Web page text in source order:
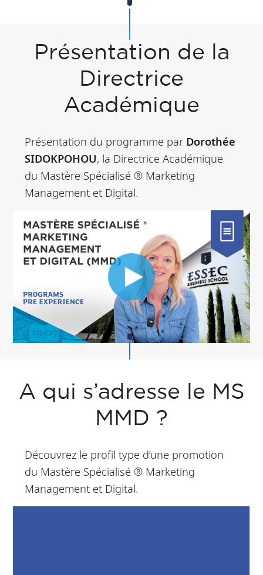
Présentation de la
Directrice
Académique
Présentation du programme par Dorothée
SIDOKPOHOU, la Directrice Académique
du Mastère Spécialisé ® Marketing
Management et Digital.
A qui s’adresse le MS
MMD ?
Découvrez le profil type d’une promotion
du Mastère Spécialisé ® Marketing
Management et Digital.